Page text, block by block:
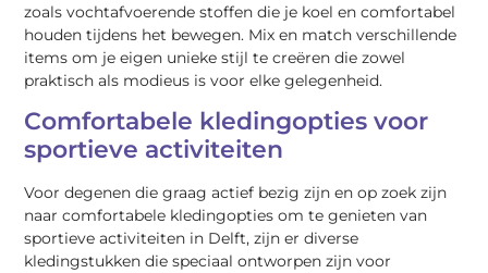
zoals vochtafvoerende stoffen die je koel en comfortabel
houden tijdens het bewegen. Mix en match verschillende
items om je eigen unieke stijl te creëren die zowel
praktisch als modieus is voor elke gelegenheid.
Comfortabele kledingopties voor
sportieve activiteiten
Voor degenen die graag actief bezig zijn en op zoek zijn
naar comfortabele kledingopties om te genieten van
sportieve activiteiten in Delft, zijn er diverse
kledingstukken die speciaal ontworpen zijn voor